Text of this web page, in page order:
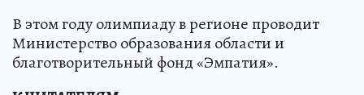
В этом году олимпиаду в регионе проводит
Министерство образования области и
благотворительный фонд «Эмпатия».